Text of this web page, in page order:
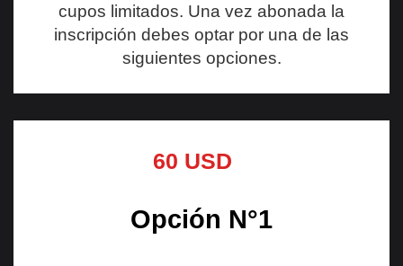
cupos limitados. Una vez abonada la
inscripción debes optar por una de las
siguientes opciones.
60 USD
Opción N°1